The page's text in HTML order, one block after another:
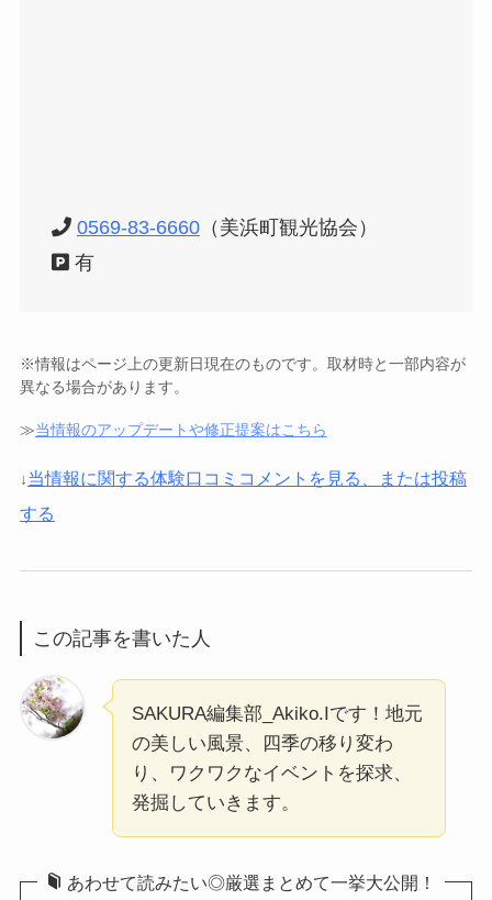
0569-83-6660（美浜町観光協会）
有
※情報はページ上の更新日現在のものです。取材時と一部内容が
異なる場合があります。
≫当情報のアップデートや修正提案はこちら
↓当情報に関する体験口コミコメントを見る、または投稿
する
この記事を書いた人
SAKURA編集部_Akiko.Iです！地元
の美しい風景、四季の移り変わ
り、ワクワクなイベントを探求、
発掘していきます。
あわせて読みたい◎厳選まとめて一挙大公開！